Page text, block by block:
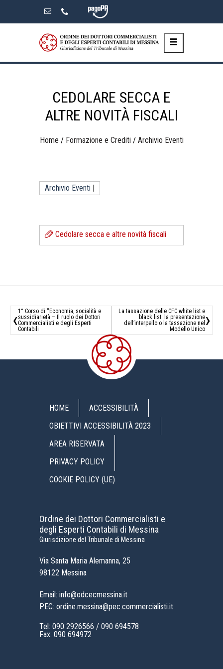
CEDOLARE SECCA E
ALTRE NOVITÀ FISCALI
Home / Formazione e Crediti / Archivio Eventi
Archivio Eventi
Cedolare secca e altre novità fiscali
‹1° Corso di “Economia, socialità e
sussidiarietà – Il ruolo dei Dottori
Commercialisti e degli Esperti
Contabili
La tassazione delle CFC white list e
black list: la presentazione
dell’interpello o la tassazione nel
Modello Unico›
HOME
ACCESSIBILITÀ
OBIETTIVI ACCESSIBILITÀ 2023
AREA RISERVATA
PRIVACY POLICY
COOKIE POLICY (UE)
Ordine dei Dottori Commercialisti e
degli Esperti Contabili di Messina
Giurisdizione del Tribunale di Messina
Via Santa Maria Alemanna, 25
98122 Messina
Email: info@odcecmessina.it
PEC: ordine.messina@pec.commercialisti.it
Tel: 090 2926566 / 090 694578
Fax: 090 694972